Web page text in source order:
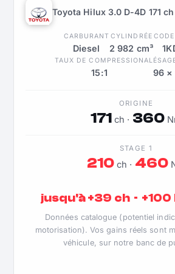
Toyota Hilux 3.0 D-4D 171 ch
CARBURANT
Diesel
CYLINDRÉE
2 982 cm³
TAUX DE COMPRESSION
15:1 96 ×
ORIGINE
171 ch · 360
STAGE 1
210 ch · 460
jusqu'à +39 ch · +100
Données catalogue (potentiel
motorisation). Vos gains réels sont
véhicule, sur notre banc de